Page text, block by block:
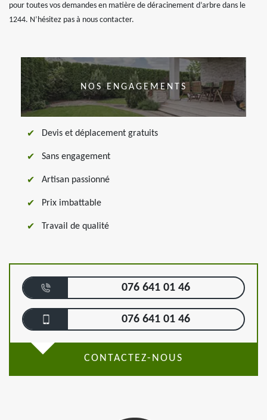
pour toutes vos demandes en matière de déracinement d’arbre dans le
1244. N’hésitez pas à nous contacter.
NOS ENGAGEMENTS
Devis et déplacement gratuits
Sans engagement
Artisan passionné
Prix imbattable
Travail de qualité
076 641 01 46
076 641 01 46
CONTACTEZ-NOUS